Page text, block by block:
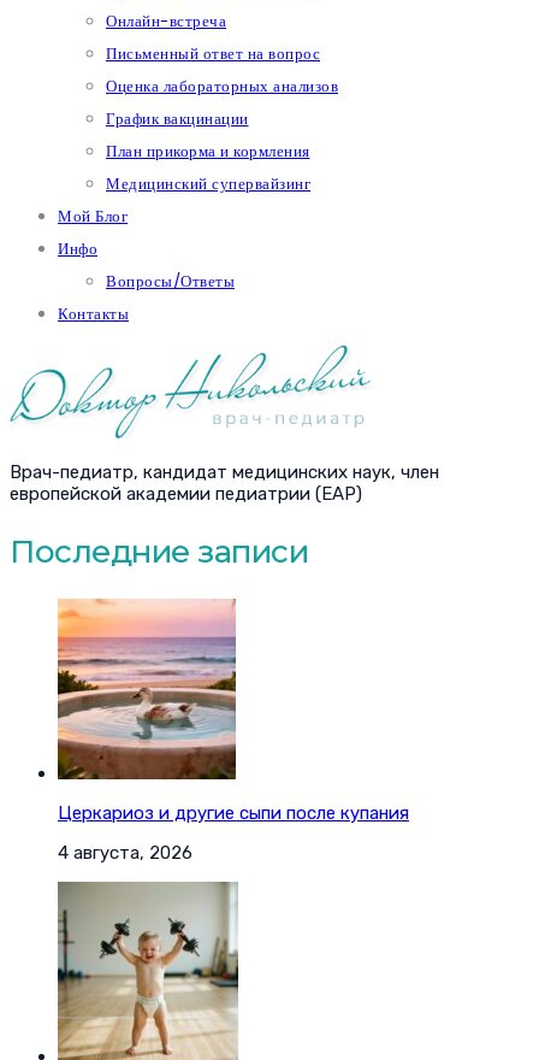
Онлайн-встреча
Письменный ответ на вопрос
Оценка лабораторных анализов
График вакцинации
План прикорма и кормления
Медицинский супервайзинг
Мой Блог
Инфо
Вопросы/Ответы
Контакты
Врач-педиатр, кандидат медицинских наук, член
европейской академии педиатрии (EAP)
Последние записи
Церкариоз и другие сыпи после купания
4 августа, 2026